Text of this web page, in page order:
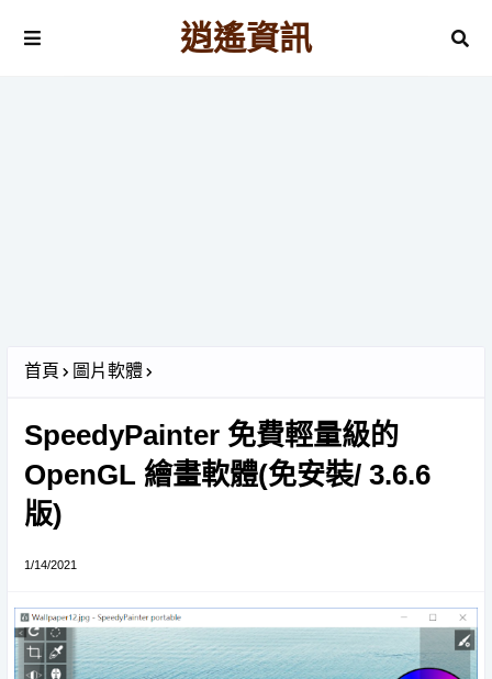
逍遙資訊
首頁 圖片軟體
SpeedyPainter 免費輕量級的
OpenGL 繪畫軟體(免安裝/ 3.6.6
版)
1/14/2021